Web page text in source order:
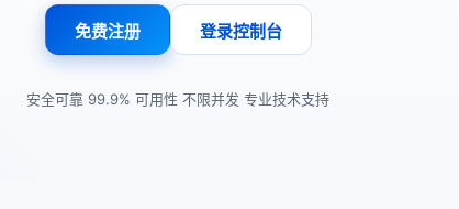
免费注册 登录控制台
安全可靠 99.9% 可用性 不限并发 专业技术支持